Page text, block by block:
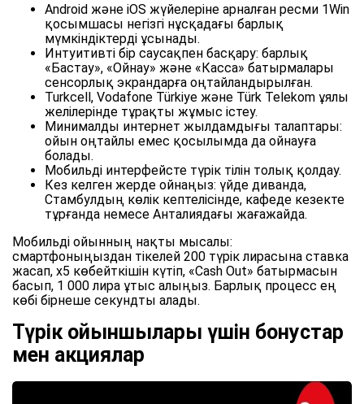
Android және iOS жүйелеріне арналған ресми 1Win
қосымшасы негізгі нұсқадағы барлық
мүмкіндіктерді ұсынады.
Интуитивті бір саусақпен басқару: барлық
«Бастау», «Ойнау» және «Касса» батырмалары
сенсорлық экрандарға оңтайландырылған.
Turkcell, Vodafone Türkiye және Türk Telekom ұялы
желілерінде тұрақты жұмыс істеу.
Минималды интернет жылдамдығы талаптары:
ойын оңтайлы емес қосылымда да ойнауға
болады.
Мобильді интерфейсте түрік тілін толық қолдау.
Кез келген жерде ойнаңыз: үйде диванда,
Стамбулдың көлік кептелісінде, кафеде кезекте
тұрғанда немесе Анталиядағы жағажайда.
Мобильді ойынның нақты мысалы:
смартфоныңыздан тікелей 200 түрік лирасына ставка
жасап, x5 көбейткішін күтіп, «Cash Out» батырмасын
басып, 1 000 лира ұтыс алыңыз. Барлық процесс ең
көбі бірнеше секундты алады.
Түрік ойыншылары үшін бонустар
мен акциялар